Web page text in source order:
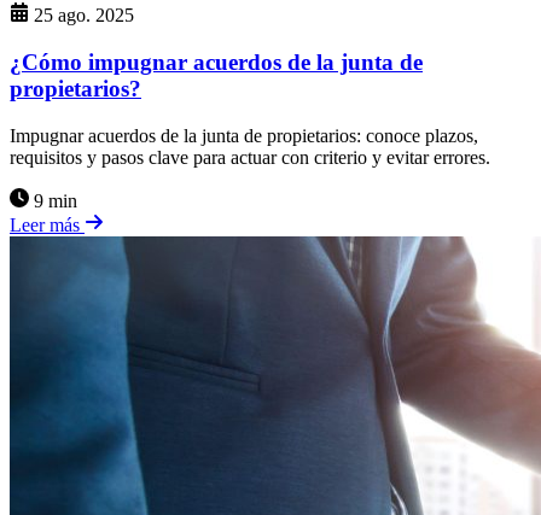
25 ago. 2025
¿Cómo impugnar acuerdos de la junta de
propietarios?
Impugnar acuerdos de la junta de propietarios: conoce plazos,
requisitos y pasos clave para actuar con criterio y evitar errores.
9 min
Leer más